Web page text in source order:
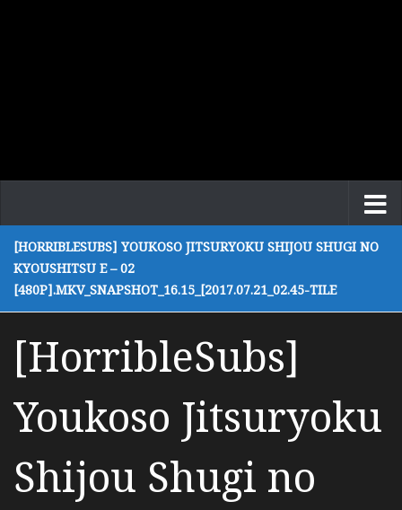
[HORRIBLESUBS] YOUKOSO JITSURYOKU SHIJOU SHUGI NO
KYOUSHITSU E – 02
[480P].MKV_SNAPSHOT_16.15_[2017.07.21_02.45-TILE
[HorribleSubs]
Youkoso Jitsuryoku
Shijou Shugi no